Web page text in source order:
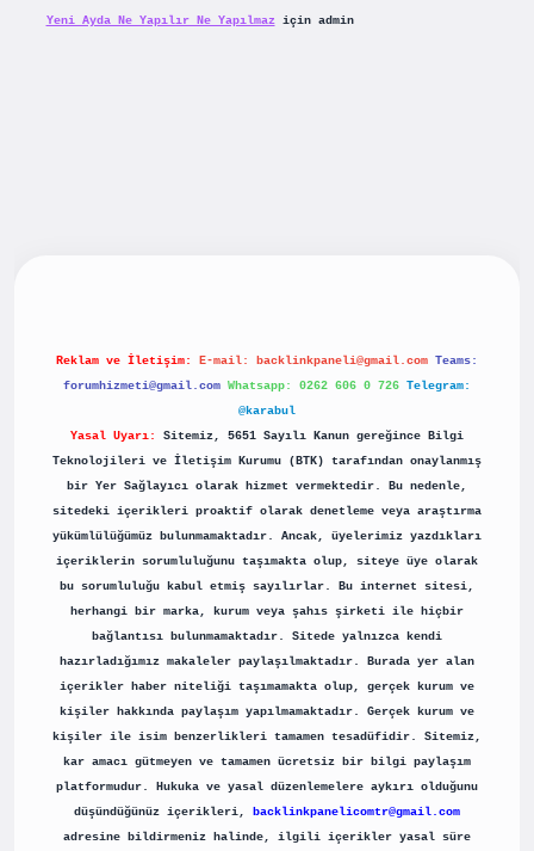
Yeni Ayda Ne Yapılır Ne Yapılmaziçin admin
Reklam ve İletişim: E-mail: backlinkpaneli@gmail.com Teams:
forumhizmeti@gmail.com Whatsapp: 0262 606 0 726 Telegram:
@karabul
Yasal Uyarı:
Sitemiz, 5651 Sayılı Kanun gereğince Bilgi
Teknolojileri ve İletişim Kurumu (BTK) tarafından onaylanmış
bir Yer Sağlayıcı olarak hizmet vermektedir. Bu nedenle,
sitedeki içerikleri proaktif olarak denetleme veya araştırma
yükümlülüğümüz bulunmamaktadır. Ancak, üyelerimiz yazdıkları
içeriklerin sorumluluğunu taşımakta olup, siteye üye olarak
bu sorumluluğu kabul etmiş sayılırlar. Bu internet sitesi,
herhangi bir marka, kurum veya şahıs şirketi ile hiçbir
bağlantısı bulunmamaktadır. Sitede yalnızca kendi
hazırladığımız makaleler paylaşılmaktadır. Burada yer alan
içerikler haber niteliği taşımamakta olup, gerçek kurum ve
kişiler hakkında paylaşım yapılmamaktadır. Gerçek kurum ve
kişiler ile isim benzerlikleri tamamen tesadüfidir. Sitemiz,
kar amacı gütmeyen ve tamamen ücretsiz bir bilgi paylaşım
platformudur. Hukuka ve yasal düzenlemelere aykırı olduğunu
düşündüğünüz içerikleri,
backlinkpanelicomtr@gmail.com
adresine bildirmeniz halinde, ilgili içerikler yasal süre